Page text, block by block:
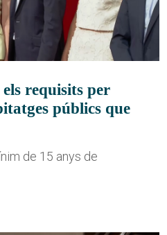
requisits per
públics que
de 15 anys de